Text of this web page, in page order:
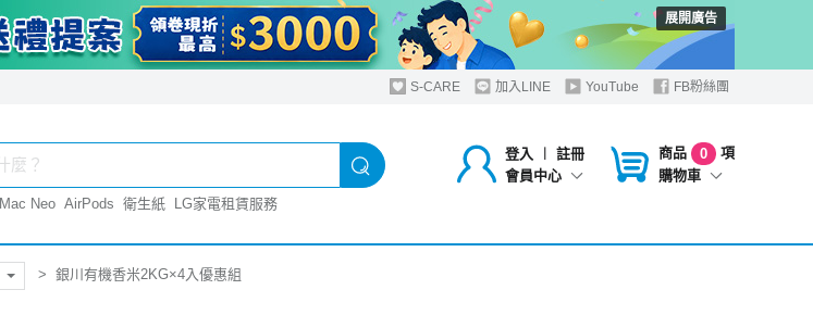
展開廣告
S-CARE 加入LINE YouTube FB粉絲團
登入 ︱
註冊
會員中心
商品 0
項
購物車
Mac Neo AirPods 衛生紙 LG家電租賃服務
銀川有機香米2KG×4入優惠組